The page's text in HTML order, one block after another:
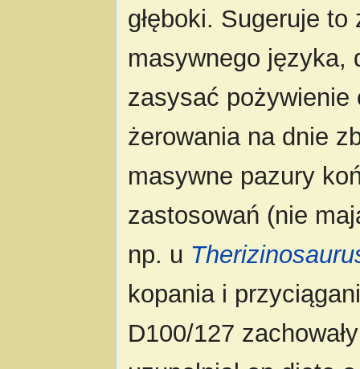
głęboki. Sugeruje
masywnego języka,
zasysać
żerowania na dnie
masywne pazury
zastosowań (nie
np. u
kopania i
D100/127